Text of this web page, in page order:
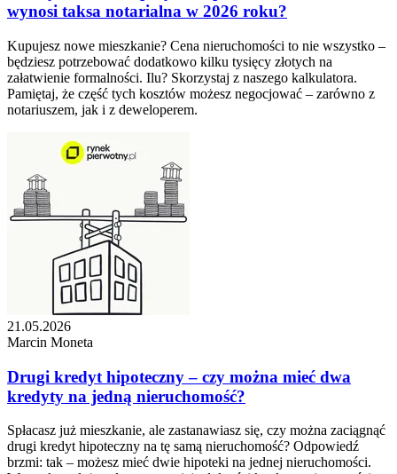
wynosi taksa notarialna w 2026 roku?
Kupujesz nowe mieszkanie? Cena nieruchomości to nie wszystko –
będziesz potrzebować dodatkowo kilku tysięcy złotych na
załatwienie formalności. Ilu? Skorzystaj z naszego kalkulatora.
Pamiętaj, że część tych kosztów możesz negocjować – zarówno z
notariuszem, jak i z deweloperem.
21.05.2026
Marcin Moneta
Drugi kredyt hipoteczny – czy można mieć dwa
kredyty na jedną nieruchomość?
Spłacasz już mieszkanie, ale zastanawiasz się, czy można zaciągnąć
drugi kredyt hipoteczny na tę samą nieruchomość? Odpowiedź
brzmi: tak – możesz mieć dwie hipoteki na jednej nieruchomości.